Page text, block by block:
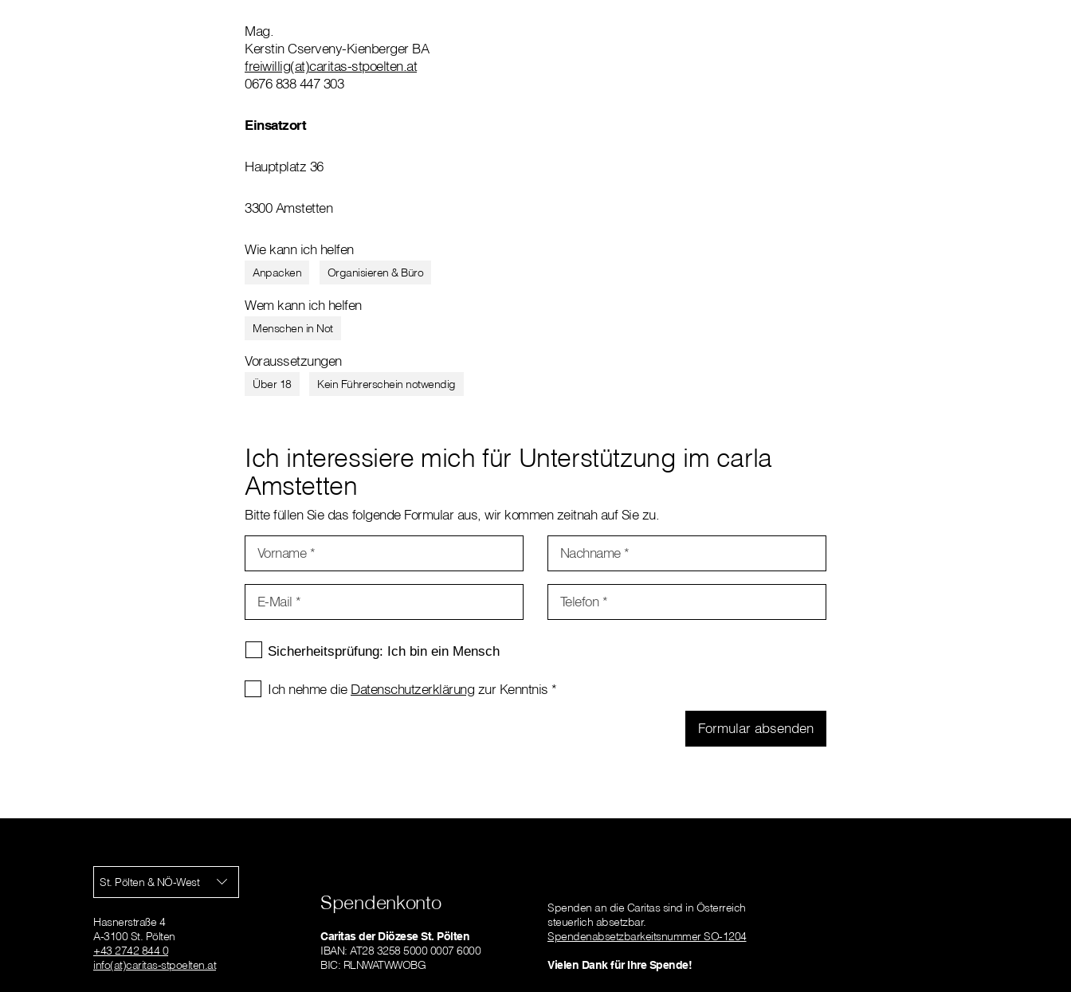
Mag.
Kerstin Cserveny-Kienberger BA
freiwillig(at)caritas-stpoelten.at
0676 838 447 303
Einsatzort
Hauptplatz 36
3300 Amstetten
Wie kann ich helfen
Anpacken Organisieren & Büro
Wem kann ich helfen
Menschen in Not
Voraussetzungen
Über 18 Kein Führerschein notwendig
Ich interessiere mich für Unterstützung im carla
Amstetten
Bitte füllen Sie das folgende Formular aus, wir kommen zeitnah auf Sie zu.
Vorname * Nachname *
E-Mail * Telefon *
Ich nehme die Datenschutzerklärung zur Kenntnis *
St. Pölten & NÖ-West
Hasnerstraße 4
A-3100 St. Pölten
+43 2742 844 0
info(at)caritas-stpoelten.at
Spendenkonto
Caritas der Diözese St. Pölten
IBAN: AT28 3258 5000 0007 6000
BIC: RLNWATWWOBG
Spenden an die Caritas sind in Österreich
steuerlich absetzbar.
Spendenabsetzbarkeitsnummer SO-1204
Vielen Dank für Ihre Spende!